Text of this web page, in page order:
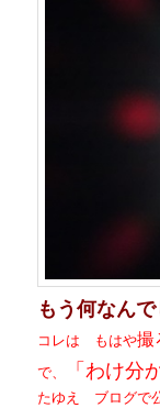
もう何なん
コレは もはや撮
で、
「わけ分
たゆえ ブログで